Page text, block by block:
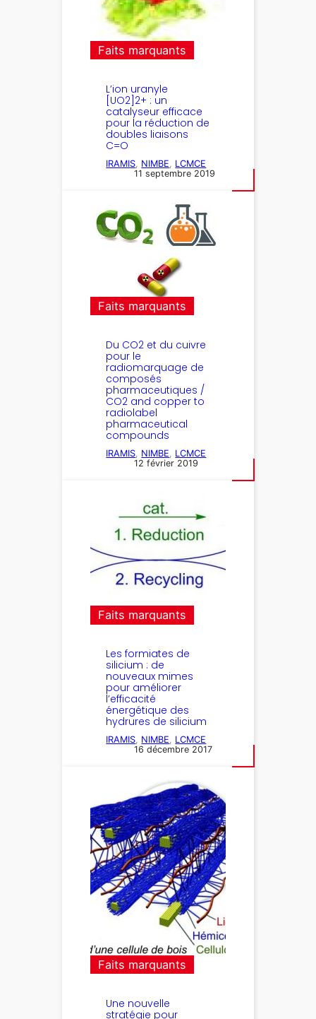
Faits marquants
L’ion uranyle
[UO2]2+ : un
catalyseur efficace
pour la réduction de
doubles liaisons
C=O
IRAMIS NIMBE
LCMCE
11 septembre 2019
Faits marquants
Du CO2 et du cuivre
pour le
radiomarquage de
composés
pharmaceutiques /
CO2 and copper to
radiolabel
pharmaceutical
compounds
IRAMIS, NIMBE, LCMCE
12 février 2019
Faits marquants
Les formiates de
silicium : de
nouveaux mimes
pour améliorer
l’efficacité
énergétique des
hydrures de silicium
IRAMIS, NIMBE, LCMCE
16 décembre 2017
Faits marquants
Une nouvelle
stratégie pour